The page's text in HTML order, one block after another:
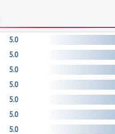
5.0
5.0
5.0
5.0
5.0
5.0
5.0